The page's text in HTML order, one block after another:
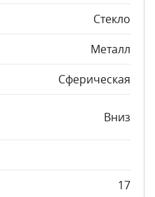
Стекло
Металл
Сферическая
Вниз
17